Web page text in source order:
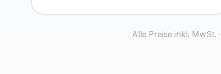
Alle Preise inkl. MwSt.